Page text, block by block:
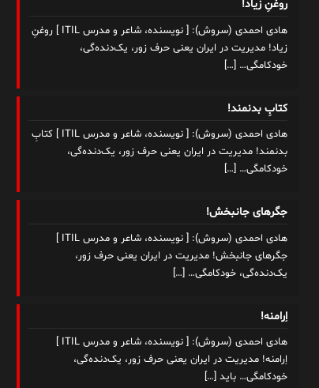
روغنِ زیاد!
هادی احمدی (سروش): [ نویسنده، شاعر و مدرس ITIL ] روغنِ
زیاد! مدیریت در ایران یعنی حرف زور، یک‌دنده‌گی،
خودکامگی… […]
کتابِ بدنمند!
هادی احمدی (سروش): [ نویسنده، شاعر و مدرس ITIL ] کتابِ
بدنمند! مدیریت در ایران یعنی حرف زور، یک‌دنده‌گی،
خودکامگی… […]
جگرهای جانبخش!
هادی احمدی (سروش): [ نویسنده، شاعر و مدرس ITIL ]
جگرهای جانبخش! مدیریت در ایران یعنی حرف زور،
یک‌دنده‌گی، خودکامگی… […]
اِرامنه!
هادی احمدی (سروش): [ نویسنده، شاعر و مدرس ITIL ]
اِرامنه! مدیریت در ایران یعنی حرف زور، یک‌دنده‌گی،
خودکامگی… باید […]